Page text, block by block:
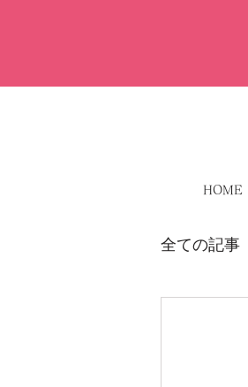
HOME
全ての記事